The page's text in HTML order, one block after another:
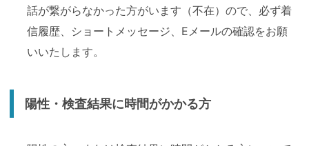
話が繋がらなかった方がいます（不在）ので、必ず着
信履歴、ショートメッセージ、Eメールの確認をお願
いいたします。
陽性・検査結果に時間がかかる方